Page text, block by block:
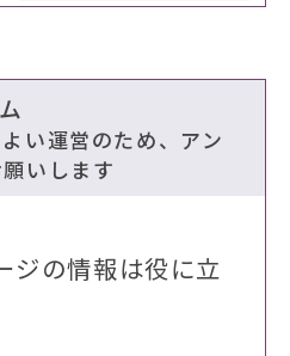
い運営のため、アン
いします
ジの情報は役に立